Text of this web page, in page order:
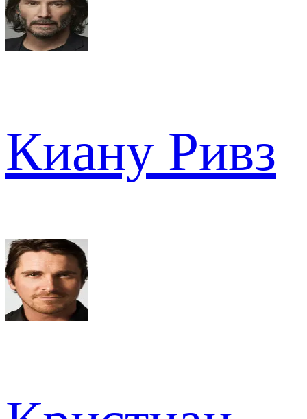
Киану Ривз